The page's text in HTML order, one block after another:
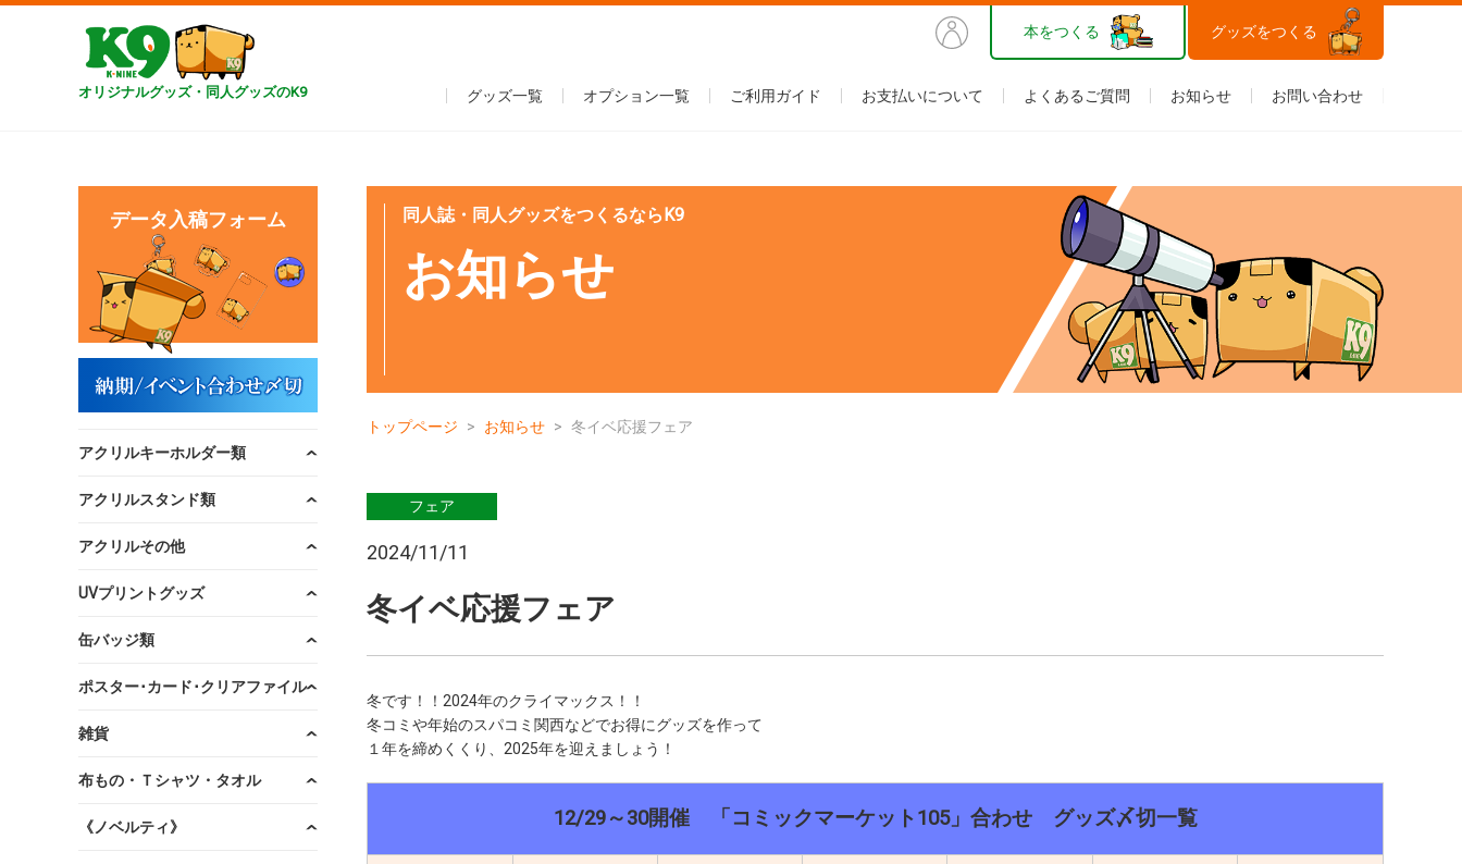
オリジナルグッズ・同人グッズのK9
本をつくる グッズをつくる
グッズ一覧 オプション一覧 ご利用ガイド お支払いについて よくあるご質問 お知らせ お問い合わせ
同人誌・同人グッズをつくるならK9
お知らせ
トップページ お知らせ 冬イベ応援フェア
フェア
2024/11/11
冬イベ応援フェア
冬です！！2024年のクライマックス！！
冬コミや年始のスパコミ関西などでお得にグッズを作って
１年を締めくくり、2025年を迎えましょう！
12/29～30開催 「コミックマーケット105」合わせ グッズ〆切一覧
データ入稿フォーム
アクリルキーホルダー類
アクリルスタンド類
アクリルその他
UVプリントグッズ
缶バッジ類
ポスター･カード･クリアファイル
雑貨
布もの・Ｔシャツ・タオル
《ノベルティ》